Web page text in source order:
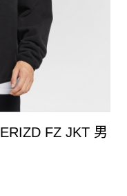
FZ JKT 男